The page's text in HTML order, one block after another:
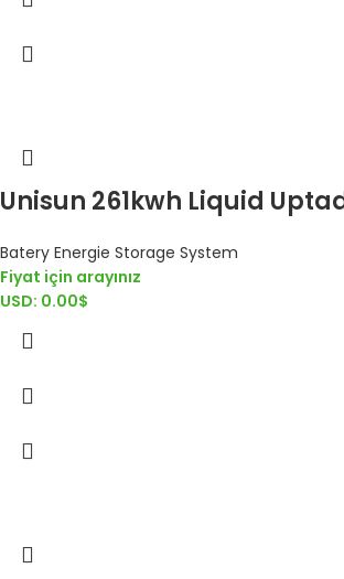
Unisun 261kwh Liquid
Batery Energie Storage System
Fiyat için arayınız
USD: 0.00$